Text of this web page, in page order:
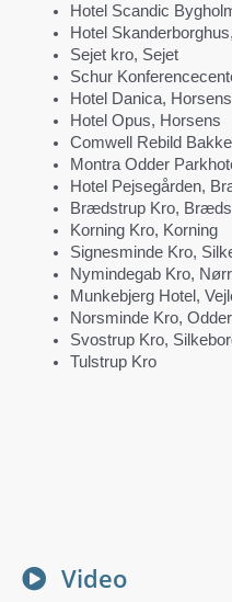
Hotel Scandic
Hotel
Sejet kro, Sejet
Schur
Hotel Danica, Horsens
Hotel Opus, Horsens
Comwell Rebild
Montra Odder
Hotel Pejsegården,
Brædstrup Kro,
Korning Kro, Korning
Signesminde Kro,
Nymindegab Kro,
Munkebjerg Hotel,
Norsminde Kro, Odder
Svostrup Kro,
Tulstrup Kro
Video